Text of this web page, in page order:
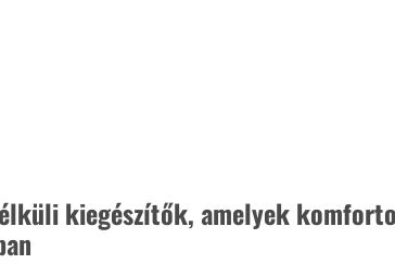
kiegészítők, amelyek